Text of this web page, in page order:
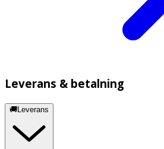
Leverans & betalning
🚚Leverans